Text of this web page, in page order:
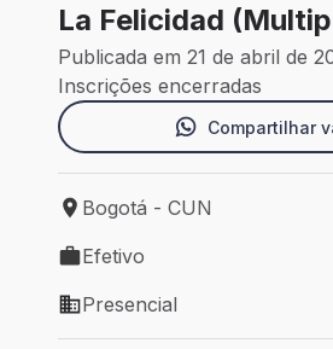
La Felicidad
Publicada em 21 de abril de
Inscrições encerradas
Compartilhar
Local de trabalho: Bogotá -
Bogotá - CUN
Tipo de vaga: Efetivo
Efetivo
Modelo de trabalho: Presencial
Presencial